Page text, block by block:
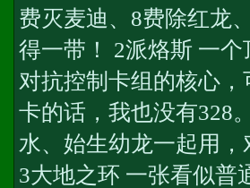
费灭麦迪、8费除红龙
得一带！ 2派烙斯 一
对抗控制卡组的核心
卡的话，我也没有328
水、始生幼龙一起用
3大地之环 一张看似普